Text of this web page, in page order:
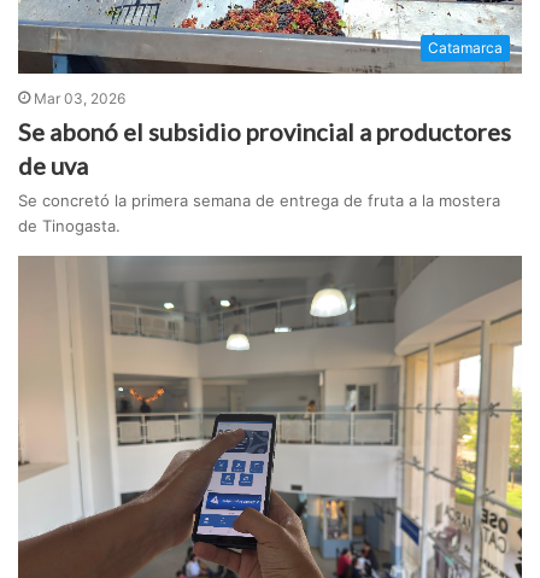
Catamarca
Mar 03, 2026
Se abonó el subsidio provincial a productores
de uva
Se concretó la primera semana de entrega de fruta a la mostera
de Tinogasta.